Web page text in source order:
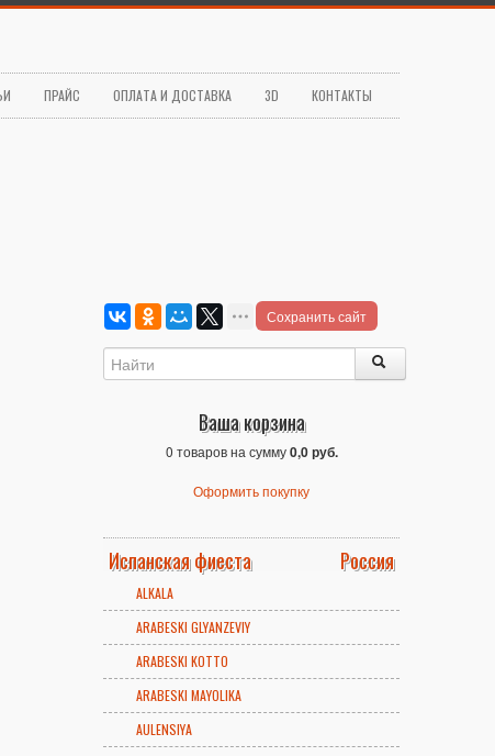
ПРАЙС ОПЛАТА И ДОСТАВКА 3D КОНТАКТЫ
Сохранить сайт
Ваша корзина
0 товаров на сумму0,0 руб.
Оформить покупку
Испанская фиеста Россия
ALKALA
ARABESKI GLYANZEVIY
ARABESKI KOTTO
ARABESKI MAYOLIKA
AULENSIYA